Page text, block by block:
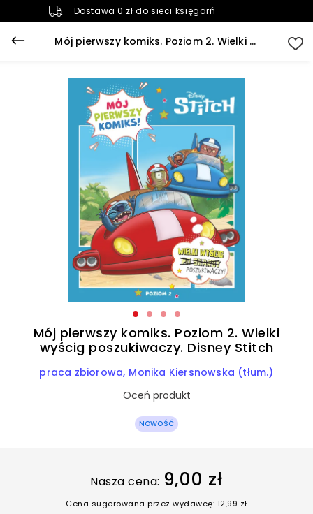
Dostawa 0 zł do sieci księgarń
Mój pierwszy komiks. Poziom 2. Wielki wyścig poszukiwaczy. Disney Stitch
NOWOŚĆ
Mój pierwszy komiks. Poziom 2. Wielki
wyścig poszukiwaczy. Disney Stitch
praca zbiorowa Monika Kiersnowska (tłum.)
Oceń produkt
Nasza cena: 9,00 zł
Cena sugerowana przez wydawcę: 12,99 zł